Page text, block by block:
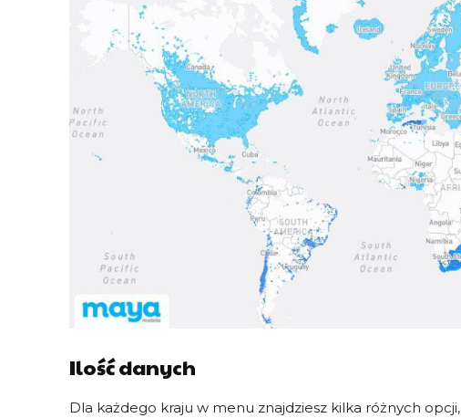
Ilość danych
Dla każdego kraju w menu znajdziesz kilka różnych opcji,